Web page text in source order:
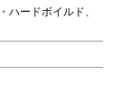
ハードボイルド、